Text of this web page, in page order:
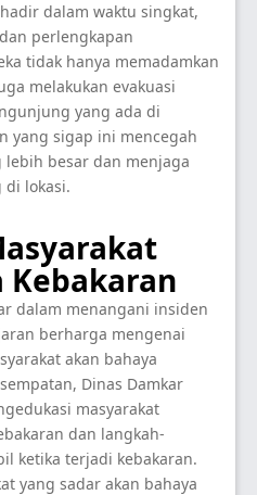
dalam waktu singkat,
perlengkapan
tidak hanya memadamkan
melakukan evakuasi
yang ada di
yang sigap ini mencegah
besar dan menjaga
di lokasi.
Kebakaran
dalam menangani insiden
berharga mengenai
akan bahaya
Dinas Damkar
masyarakat
dan langkah-
ketika terjadi kebakaran.
yang sadar akan bahaya